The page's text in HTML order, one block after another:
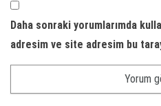
Daha sonraki yorumlarımda
adresim ve site adresim bu